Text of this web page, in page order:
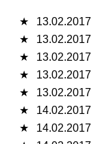
★
13.02.2017
★
13.02.2017
★
13.02.2017
★
13.02.2017
★
13.02.2017
★
14.02.2017
★
14.02.2017